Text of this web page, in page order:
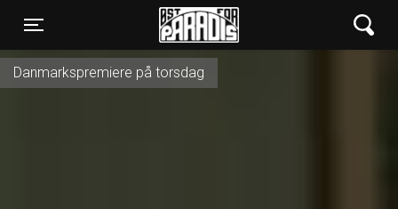
Toggle navigation
Øst for Paradis
Danmarkspremiere på torsdag